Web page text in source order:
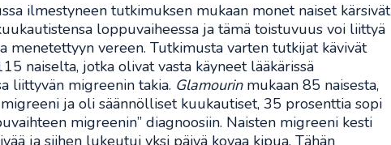
ilmestyneen tutkimuksen mukaan monet naiset kärsivät
loppuvaiheessa ja tämä toistuvuus voi liittyä
menetettyyn vereen. Tutkimusta varten tutkijat kävivät
naiselta, jotka olivat vasta käyneet lääkärissä
liittyvän migreenin takia. Glamourinmukaan 85 naisesta,
ja oli säännölliset kuukautiset, 35 prosenttia sopi
migreenin” diagnoosiin. Naisten migreeni kesti
ja siihen lukeutui yksi päivä kovaa kipua. Tähän